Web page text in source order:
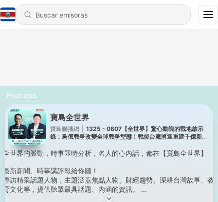
Podcasts
寶島全世界
寶島聯播網
1325 - 0807【全世界】驚心動魄的戰地啟示
錄：鳥俄戰爭改變全球戰爭型態！戰後台廠將迎重建千億新藍
2026/08/07
全世界的脈動，時事即時分析，名人的心內話，都在【寶島全世界】
最新新聞、時事講評報給你聽！
專訪精采話題人物，主題涵蓋焦點人物、財經趨勢、深耕台灣故事、教
育文化等，提供聽眾最具話題、內涵的資訊。